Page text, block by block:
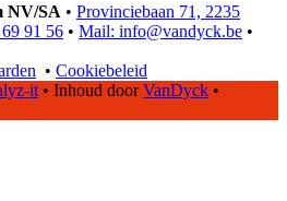
NV/SA • Provinciebaan 71, 2235
91 56 • Mail: info@vandyck.be •
• Cookiebeleid
it • Inhoud doorVanDyck •